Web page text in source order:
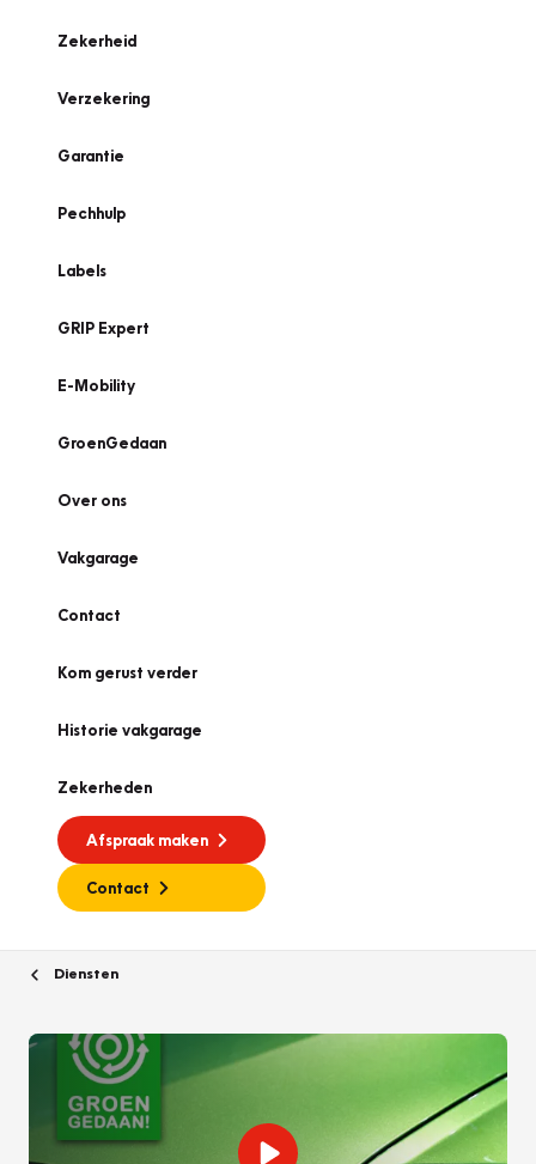
Zekerheid
Verzekering
Garantie
Pechhulp
Labels
GRIP Expert
E-Mobility
GroenGedaan
Over ons
Vakgarage
Contact
Kom gerust verder
Historie vakgarage
Zekerheden
Afspraak maken
Contact
Diensten